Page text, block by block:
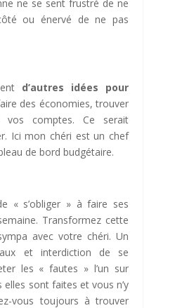
ne se sent frustré de ne
ou énervé de ne pas
d’autres idées pour
des économies, trouver
comptes. Ce serait
Ici mon chéri est un chef
de bord budgétaire.
« s’obliger » à faire ses
Transformez cette
avec votre chéri. Un
et interdiction de se
les « fautes » l’un sur
elles sont faites et vous n’y
vous toujours à trouver